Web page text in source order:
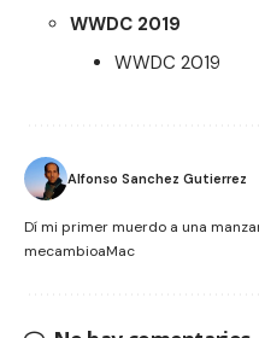
WWDC 2019
WWDC 2019
Alfonso Sanchez Gutierrez
Dí mi primer muerdo a una
mecambioaMac